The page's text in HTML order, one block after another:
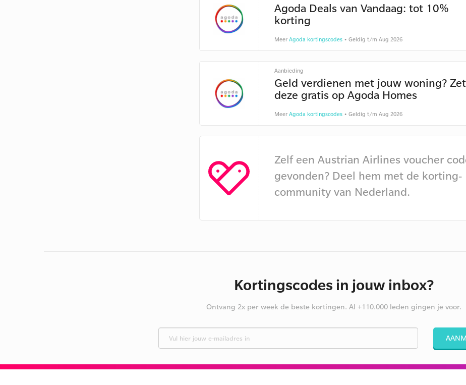
Agoda Deals van Vandaag: tot 10%
korting
Meer Agoda kortingscodes• Geldig t/m Aug 2026
Aanbieding
Geld verdienen met jouw woning? Zet
deze gratis op Agoda Homes
Meer Agoda kortingscodes• Geldig t/m Aug 2026
Zelf een Austrian Airlines voucher
gevonden? Deel hem met de korting-
community van Nederland.
Kortingscodes in jouw inbox?
Ontvang 2x per week de beste kortingen. Al +110.000 leden gingen je voor.